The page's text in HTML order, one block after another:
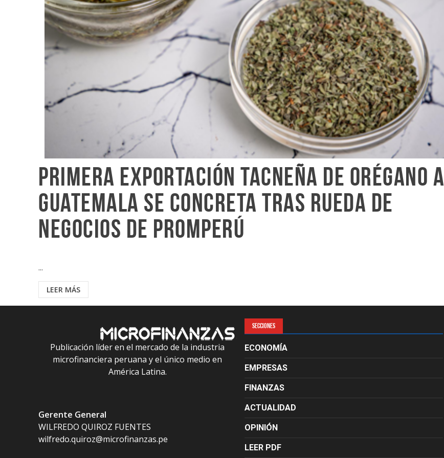
Primera exportación tacneña de orégano a
Guatemala se concreta tras rueda de
negocios de PROMPERÚ
...
LEER MÁS
Publicación líder en el mercado de la industria
microfinanciera peruana y el único medio en
América Latina.
Gerente General
WILFREDO QUIROZ FUENTES
wilfredo.quiroz@microfinanzas.pe
SECCIONES
ECONOMÍA
EMPRESAS
FINANZAS
ACTUALIDAD
OPINIÓN
LEER PDF